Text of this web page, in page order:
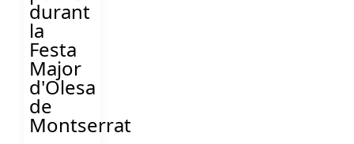
durant
la
Festa
Major
d'Olesa
de
Montserrat